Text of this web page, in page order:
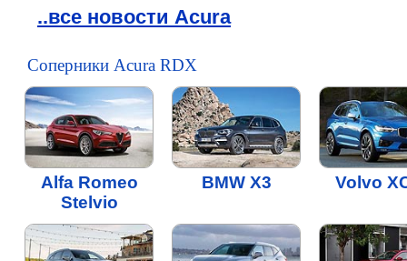
..все новости Acura
Соперники Acura RDX
Alfa Romeo
Stelvio
BMW X3 Volvo